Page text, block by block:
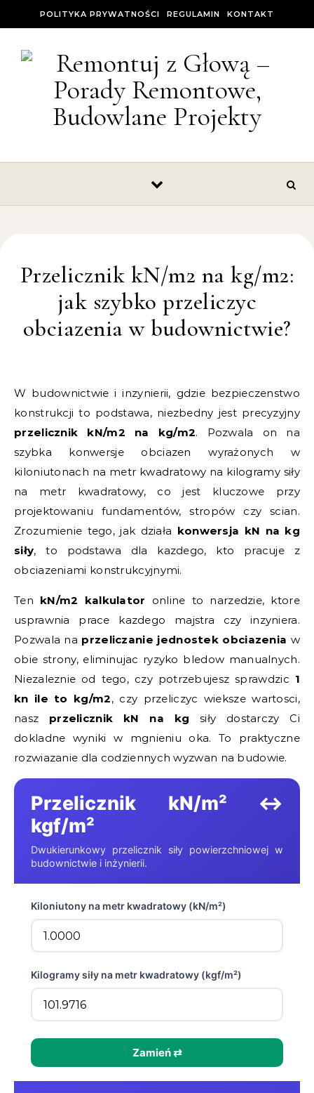
POLITYKA PRYWATNOŚCI REGULAMIN KONTAKT
Przelicznik kN/m2 na kg/m2:
jak szybko przeliczyc
obciazenia w budownictwie?
W budownictwie i inzynierii, gdzie bezpieczenstwo
konstrukcji to podstawa, niezbedny jest precyzyjny
przelicznik kN/m2 na kg/m2. Pozwala on na
szybka konwersje obciazen wyrażonych w
kiloniutonach na metr kwadratowy na kilogramy siły
na metr kwadratowy, co jest kluczowe przy
projektowaniu fundamentów, stropów czy scian.
Zrozumienie tego, jak działa konwersja kN na kg
siły, to podstawa dla kazdego, kto pracuje z
obciazeniami konstrukcyjnymi.
Ten kN/m2 kalkulator online to narzedzie, ktore
usprawnia prace kazdego majstra czy inzyniera.
Pozwala na przeliczanie jednostek obciazenia w
obie strony, eliminujac ryzyko bledow manualnych.
Niezaleznie od tego, czy potrzebujesz sprawdzic 1
kn ile to kg/m2, czy przeliczyc wieksze wartosci,
nasz przelicznik kN na kg siły dostarczy Ci
dokladne wyniki w mgnieniu oka. To praktyczne
rozwiazanie dla codziennych wyzwan na budowie.
Przelicznik kN/m² ↔
kgf/m²
Dwukierunkowy przelicznik siły powierzchniowej w
budownictwie i inżynierii.
Kiloniutony na metr kwadratowy (kN/m²)
Kilogramy siły na metr kwadratowy (kgf/m²)
Zamień ⇄